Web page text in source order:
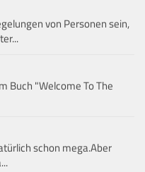
von Personen sein,
Buch "Welcome To The
schon mega.Aber